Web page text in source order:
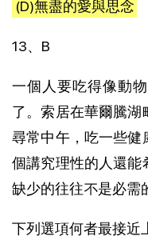
(D)無盡的愛與思念
13、B
一個人要吃得像動
了。索居在華爾騰湖
尋常中午，吃一些健
個講究理性的人還能
缺少的往往不是必需
下列選項何者最接近